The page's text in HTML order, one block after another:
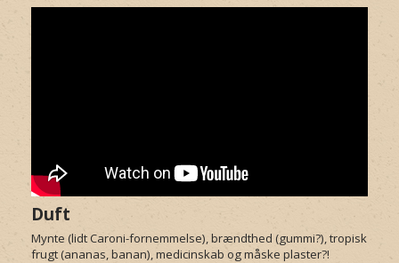
Duft
Mynte (lidt Caroni-fornemmelse), brændthed (gummi?), tropisk
frugt (ananas, banan), medicinskab og måske plaster?!